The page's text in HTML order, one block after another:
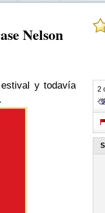
Nelson
y todavía
2